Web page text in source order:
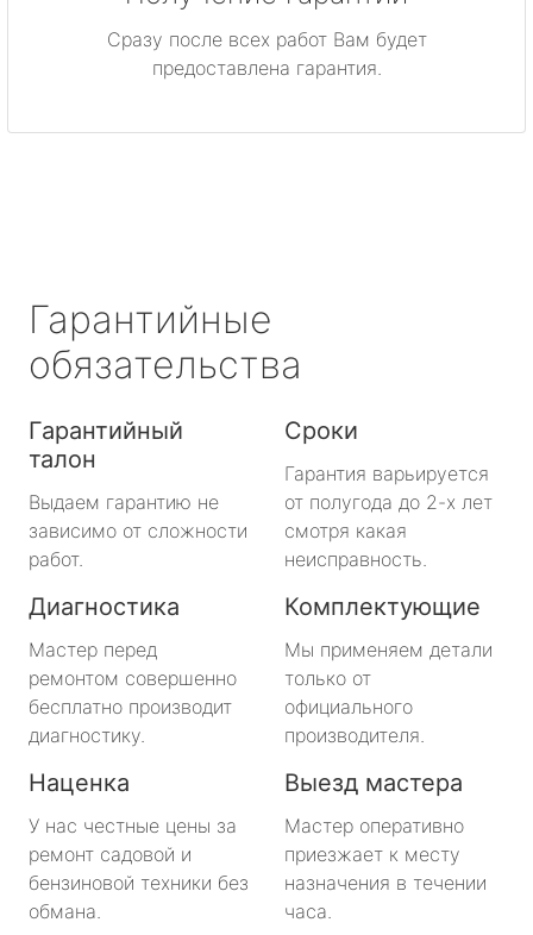
Сразу после всех работ Вам будет
предоставлена гарантия.
Гарантийные
обязательства
Гарантийный
талон
Выдаем гарантию не
зависимо от сложности
работ.
Сроки
Гарантия варьируется
от полугода до 2-х лет
смотря какая
неисправность.
Диагностика
Мастер перед
ремонтом совершенно
бесплатно производит
диагностику.
Комплектующие
Мы применяем детали
только от
официального
производителя.
Наценка
У нас честные цены за
ремонт садовой и
бензиновой техники без
обмана.
Выезд мастера
Мастер оперативно
приезжает к месту
назначения в течении
часа.